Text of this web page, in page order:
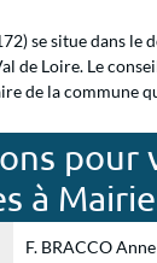
se situe dans
de Loire. Le
de la commune
pour
à Mairie
F. BRACCO